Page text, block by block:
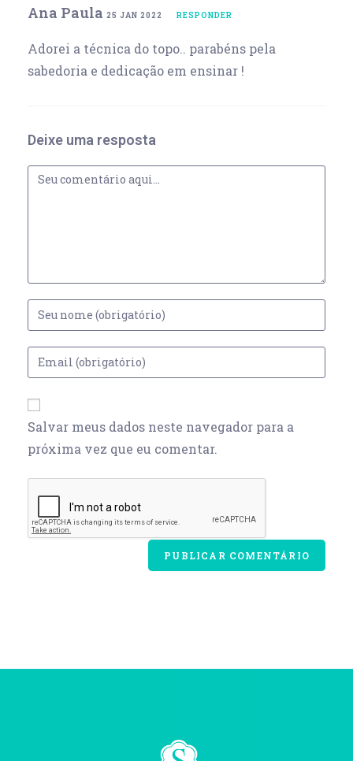
Ana Paula 25 JAN 2022 RESPONDER
Adorei a técnica do topo.. parabéns pela
sabedoria e dedicação em ensinar !
Deixe uma resposta
Salvar meus dados neste navegador para a
próxima vez que eu comentar.